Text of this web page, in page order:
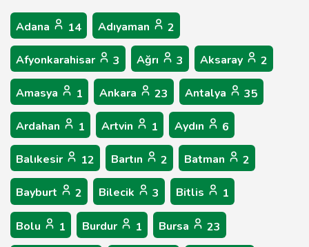
Adana 14 Adıyaman 2
Afyonkarahisar 3 Ağrı 3 Aksaray 2
Amasya 1 Ankara 23 Antalya 35
Ardahan 1 Artvin 1 Aydın 6
Balıkesir 12 Bartın 2 Batman 2
Bayburt 2 Bilecik 3 Bitlis 1
Bolu 1 Burdur 1 Bursa 23